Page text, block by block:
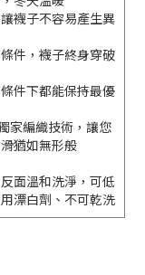
襪子不容易產生異
件，襪子終身穿破
件下都能保持最優
家編織技術，讓您
猶如無形般
面溫和洗淨，可低
漂白劑、不可乾洗